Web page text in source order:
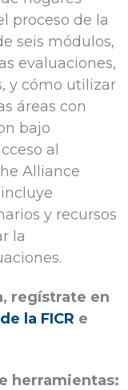
proceso de la
seis módulos,
evaluaciones,
y cómo utilizar
áreas con
bajo
al
Alliance
y recursos
la
regístrate en
la FICR e
herramientas: